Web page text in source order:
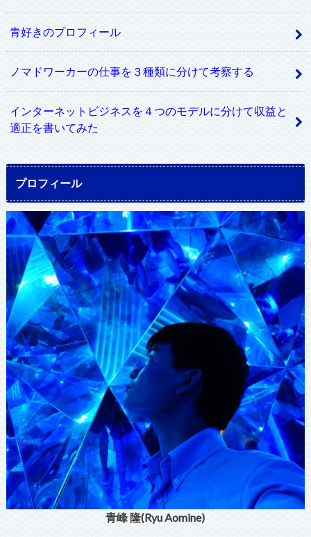
青好きのプロフィール
ノマドワーカーの仕事を３種類に分けて考察する
インターネットビジネスを４つのモデルに分けて収益と
適正を書いてみた
プロフィール
青峰 隆(Ryu Aomine)